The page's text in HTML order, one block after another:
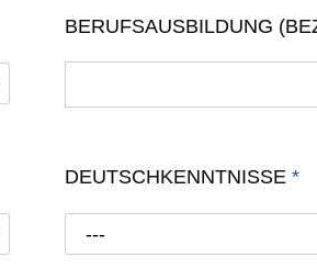
BERUFSAUSBILDUNG
DEUTSCHKENNTNISSE *
---